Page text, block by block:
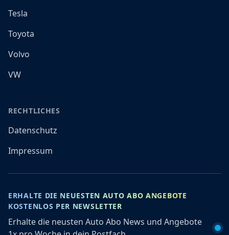
Tesla
Toyota
Volvo
VW
RECHTLICHES
Datenschutz
Impressum
ERHALTE DIE NEUESTEN AUTO ABO ANGEBOTE
KOSTENLOS PER NEWSLETTER
Erhalte die neusten Auto Abo News und Angebote